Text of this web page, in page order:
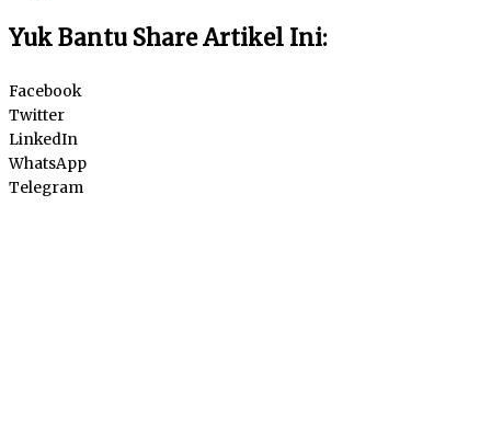
Yuk Bantu Share Artikel Ini:
Facebook
Twitter
LinkedIn
WhatsApp
Telegram